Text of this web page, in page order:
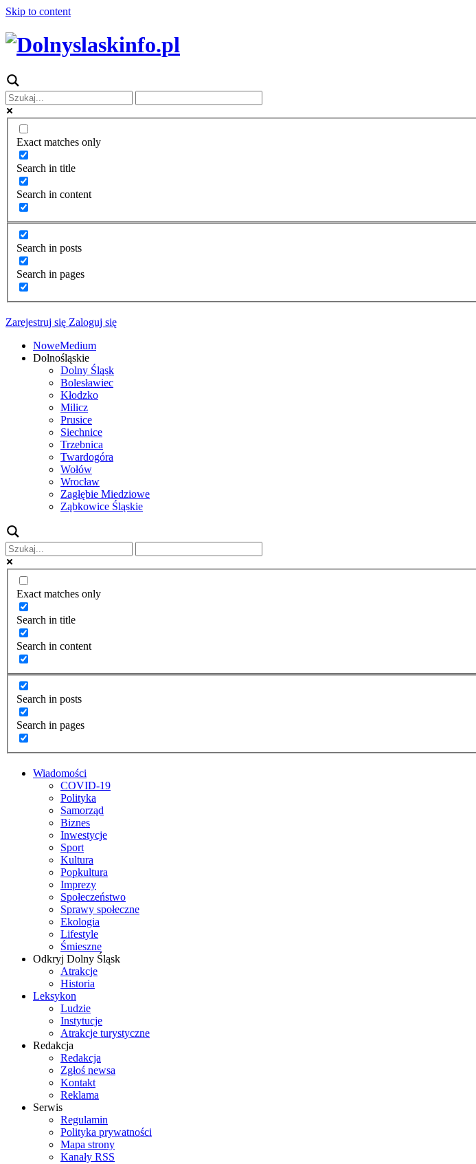
Skip to content
Exact matches only
Search in title
Search in content
Search in posts
Search in pages
Zarejestruj się Zaloguj się
NoweMedium
Dolnośląskie
Dolny Śląsk
Bolesławiec
Kłodzko
Milicz
Prusice
Siechnice
Trzebnica
Twardogóra
Wołów
Wrocław
Zagłębie Miedziowe
Ząbkowice Śląskie
Exact matches only
Search in title
Search in content
Search in posts
Search in pages
Wiadomości
COVID-19
Polityka
Samorząd
Biznes
Inwestycje
Sport
Kultura
Popkultura
Imprezy
Społeczeństwo
Sprawy społeczne
Ekologia
Lifestyle
Śmieszne
Odkryj Dolny Śląsk
Atrakcje
Historia
Leksykon
Ludzie
Instytucje
Atrakcje turystyczne
Redakcja
Redakcja
Zgłoś newsa
Kontakt
Reklama
Serwis
Regulamin
Polityka prywatności
Mapa strony
Kanały RSS